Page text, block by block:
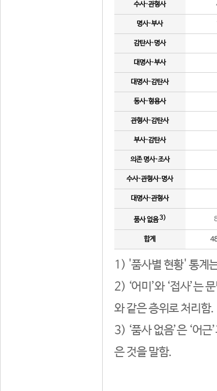
수사·관형사
명사·부사
감탄사·명사
대명사·부사
대명사·감탄사
동사·형용사
관형사·감탄사
부사·감탄사
의존 명사·조사
수사·관형사·명사
대명사·관형사
품사 없음3)
합계
1) '품사별 현황' 통계
2) ‘어미’와 ‘접사’는
와 같은 층위로 처리함.
3) ‘품사 없음’은 ‘어
은 것을 말함.